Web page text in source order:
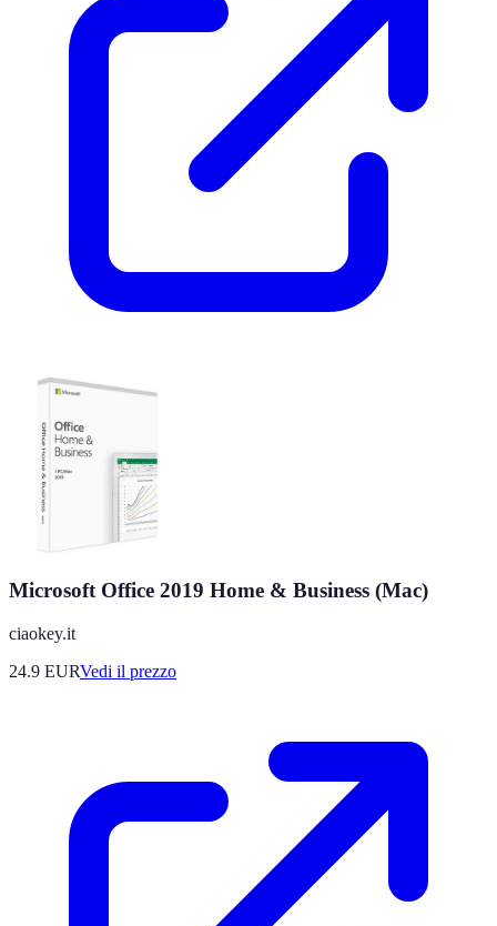
Microsoft Office 2019 Home & Business (Mac)
ciaokey.it
24.9 EURVedi il prezzo